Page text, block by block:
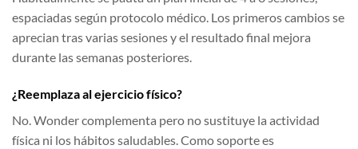
espaciadas según protocolo médico. Los primeros cambios se
aprecian tras varias sesiones y el resultado final mejora
durante las semanas posteriores.
¿Reemplaza al ejercicio físico?
No. Wonder complementa pero no sustituye la actividad
física ni los hábitos saludables. Como soporte es